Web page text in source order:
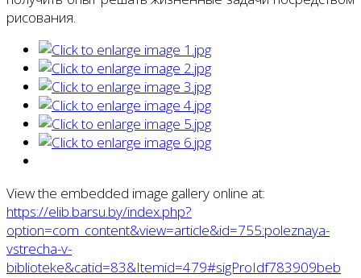
рисования.
View the embedded image gallery online at:
https://elib.barsu.by/index.php?
option=com_content&view=article&id=755:poleznaya-
vstrecha-v-
biblioteke&catid=83&Itemid=479#sigProIdf783909beb